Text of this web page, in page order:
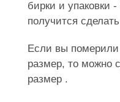
бирки и упаковки
получится
Если вы
размер, то можно
размер .